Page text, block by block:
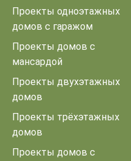
Проекты одноэтажных
домов с гаражом
Проекты домов с
мансардой
Проекты двухэтажных
домов
Проекты трёхэтажных
домов
Проекты домов с